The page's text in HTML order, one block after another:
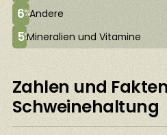
6%Andere
5%Mineralien und Vitamine
Zahlen und
Schweinehaltung